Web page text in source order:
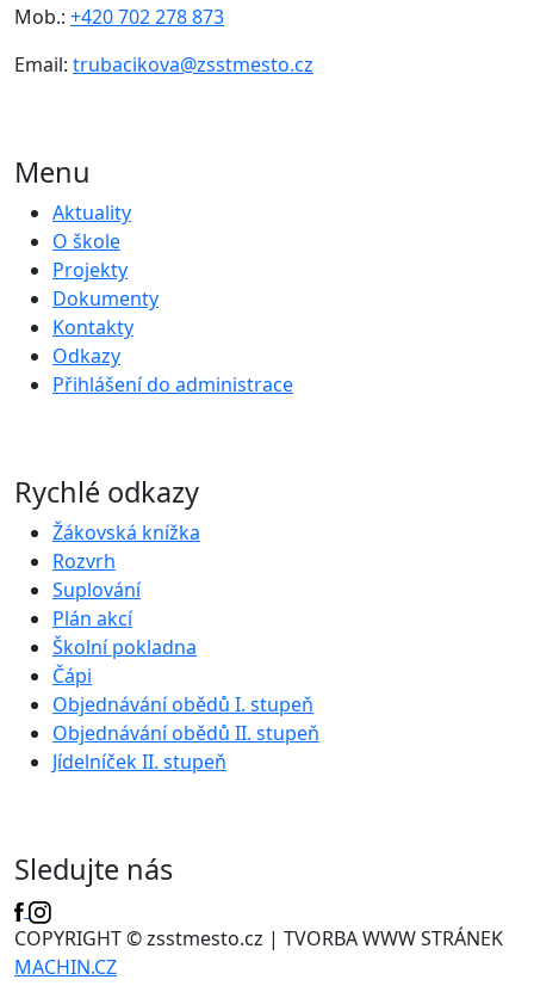
Mob.: +420 702 278 873
Email: trubacikova@zsstmesto.cz
Menu
Aktuality
O škole
Projekty
Dokumenty
Kontakty
Odkazy
Přihlášení do administrace
Rychlé odkazy
Žákovská knížka
Rozvrh
Suplování
Plán akcí
Školní pokladna
Čápi
Objednávání obědů I. stupeň
Objednávání obědů II. stupeň
Jídelníček II. stupeň
Sledujte nás
COPYRIGHT © zsstmesto.cz | TVORBA WWW STRÁNEK
MACHIN.CZ